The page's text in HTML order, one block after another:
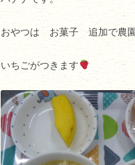
おやつは お菓子 追加で農
いちごがつきます